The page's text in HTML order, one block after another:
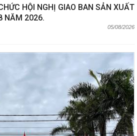
HỘI NGHỊ GIAO BAN SẢN XUẤT
NĂM 2026.
05/08/2026